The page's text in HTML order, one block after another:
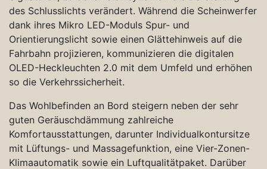
des Schlusslichts verändert. Während die Scheinwerfer
dank ihres Mikro LED-Moduls Spur- und
Orientierungslicht sowie einen Glättehinweis auf die
Fahrbahn projizieren, kommunizieren die digitalen
OLED-Heckleuchten 2.0 mit dem Umfeld und erhöhen
so die Verkehrssicherheit.
Das Wohlbefinden an Bord steigern neben der sehr
guten Geräuschdämmung zahlreiche
Komfortausstattungen, darunter Individualkontursitze
mit Lüftungs- und Massagefunktion, eine Vier-Zonen-
Klimaautomatik sowie ein Luftqualitätpaket. Darüber